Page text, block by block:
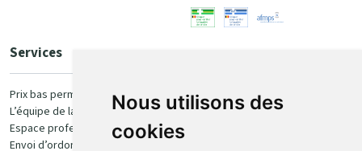
Nous utilisons des
cookies
Services
Prix bas permanent
L’équipe de la pharmacie
Espace professionnel
Envoi d’ordonnance
100% sécurisé